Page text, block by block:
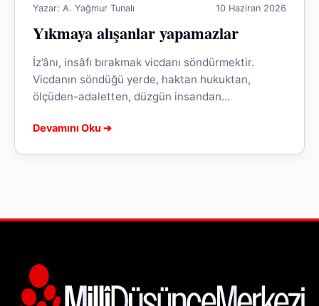
Yazar: A. Yağmur Tunalı 10 Haziran 2026
Yıkmaya alışanlar yapamazlar
İz’ânı, insâfı bırakmak vicdanı söndürmektir.
Vicdanın söndüğü yerde, haktan hukuktan,
ölçüden-adaletten, düzgün insandan
demek zor olsa da oradayız.
Devamını Oku ➔